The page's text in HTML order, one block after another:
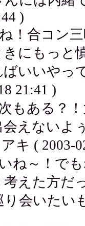
)
合コン三
にもっと
いいやっ
21:41 )
ある？！
えないよ
キ ( 2003-
～！でも
えた方だ
会いたい